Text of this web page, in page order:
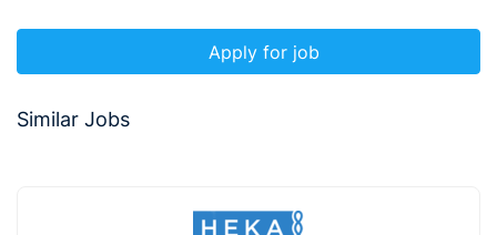
Apply for job
Similar Jobs